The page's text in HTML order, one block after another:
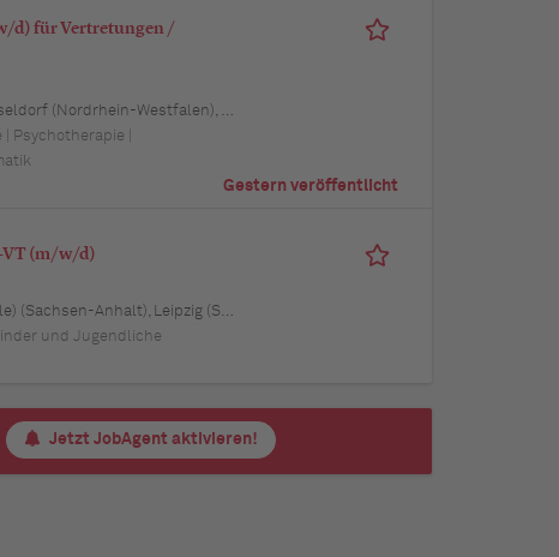
d) für Vertretungen /
Bremen, Schwerin (Mecklenburg-Vorpommern), Mainz (Rheinland-Pfalz), Saarbrücken (Saarland), Dresden (Sachsen), Magdeburg (Sachsen-Anhalt), Potsdam (Brandenburg), Erfurt (Thüringen), Würzburg (Bayern), Heilbronn (Baden-Württemberg), Leipzig (Sachsen)
Psychotherapie |
Gestern veröffentlicht
VT (m/w/d)
(Niedersachsen), 39576 Stendal (Sachsen-Anhalt), 39 Haldensleben (Sachsen-Anhalt), Potsdam (Brandenburg)
und Jugendliche
Jetzt JobAgent aktivieren!